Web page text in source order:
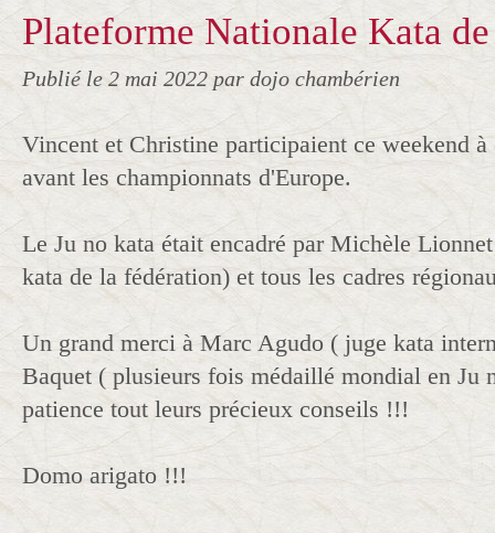
Plateforme Nationale Kata
Publié le 2 mai 2022 par dojo chambérien
Vincent et Christine participaient ce weekend à
avant les championnats d'Europe.
Le Ju no kata était encadré par Michèle
kata de la fédération) et tous les cadres
Un grand merci à Marc Agudo ( juge kata
Baquet ( plusieurs fois médaillé mondial en Ju
patience tout leurs précieux conseils !!!
Domo arigato !!!